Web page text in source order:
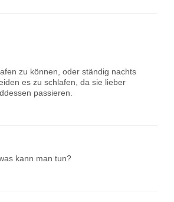
zu können, oder ständig nachts
es zu schlafen, da sie lieber
passieren.
kann man tun?